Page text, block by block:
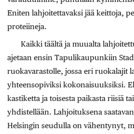
Eniten lahjoitettavaksi jää keittoja,
proteiineja.
Kaikki täältä ja muualta
ajetaan ensin Tapulikaupunkiin
ruokavarastolle, jossa eri ruokalajit
yhteensopiviksi kokonaisuuksiksi.
kastiketta ja toisesta paikasta riisiä
yhdistellään. Lahjoituksena
Helsingin seudulla on vähentynyt,